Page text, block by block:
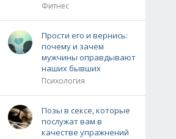
Фитнес
Прости его и вернись:
почему и зачем
мужчины оправдывают
наших бывших
Психология
Позы в сексе, которые
послужат вам в
качестве упражнений